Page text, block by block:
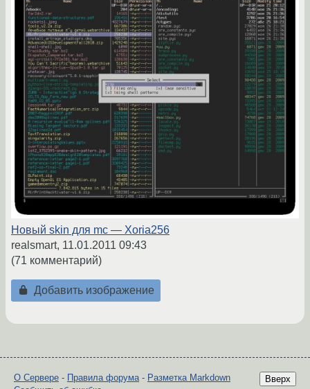
Новый skin для mc — Xoria256
realsmart, 11.01.2011 09:43
(71 комментарий)
Добавить изображение
Вверх
О Сервере - Правила форума - Разметка Markdown